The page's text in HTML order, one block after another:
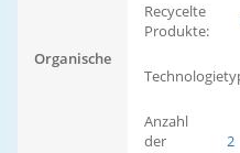
Organische
Recycelte
Produkte:
Anzahl
der
2